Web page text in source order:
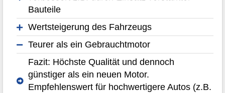
Bauteile
Wertsteigerung des Fahrzeugs
Teurer als ein Gebrauchtmotor
Fazit: Höchste Qualität und dennoch
günstiger als ein neuen Motor.
Empfehlenswert für hochwertigere Autos (z.B.